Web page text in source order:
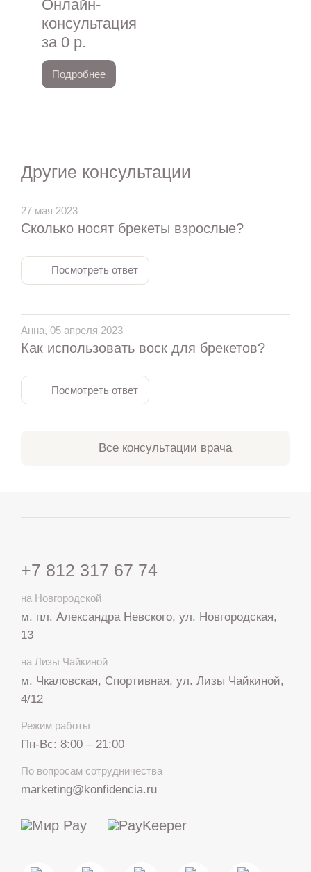
Онлайн-
консультация
за 0 р.
Подробнее
Другие консультации
27 мая 2023
Сколько носят брекеты взрослые?
Посмотреть ответ
Анна, 05 апреля 2023
Как использовать воск для брекетов?
Посмотреть ответ
Все консультации врача
+7 812 317 67 74
на Новгородской
м. пл. Александра Невского, ул. Новгородская,
13
на Лизы Чайкиной
м. Чкаловская, Спортивная, ул. Лизы Чайкиной,
4/12
Режим работы
Пн-Вс: 8:00 – 21:00
По вопросам сотрудничества
marketing@konfidencia.ru
с 8:00 до 21:00
МАКС